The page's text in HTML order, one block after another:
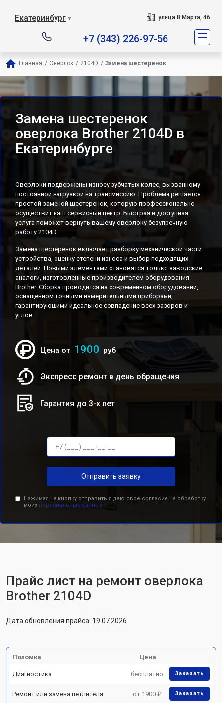
Екатеринбург ▼ улица 8 Марта, 46
+7 (343) 226-97-56
Главная / Оверлок / 2104D / Замена шестеренок
Замена шестеренок
оверлока Brother 2104D в
Екатеринбурге
Оверлоки подвержены износу зубчатых колес, вызванному
постоянной нагрузкой на трансмиссию. Проблема решается
простой заменой шестеренок, которую профессионально
осуществит наш сервисный центр. Быстрая и доступная
услуга поможет вернуть вашему оверлоку безупречную
работу 2104D.
Замена шестеренок включает разборку механической части
устройства, оценку степени износа и выбор подходящих
деталей. Новыми элементами становятся только заводские
аналоги, изготовленные производителем оборудования
Brother. Сборка проводится на современном оборудовании,
оснащенном точными измерительными приборами,
гарантирующими идеальное совпадение всех зазоров и
углов.
Цена от 1900 руб
Экспресс ремонт в день обращения
Гарантия до 3-х лет
Отправить заявку
Нажимая на кнопку отправить я даю свое согласие на обработку
моих персональных данных.
Прайс лист на ремонт оверлока
Brother 2104D
Дата обновления прайса: 19.07.2026
Поломка Цена
Диагностика бесплатно Заказать
Ремонт или замена петлителя от 1900 ₽ Заказать